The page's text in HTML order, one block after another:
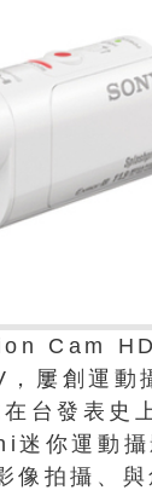
Cam
屢創運動
台發表史
你運動攝
像拍攝、與